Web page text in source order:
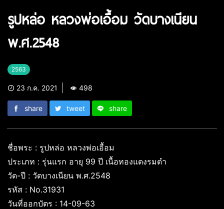
รูปหล่อ หลวงพ่อเอื้อม วัดบางเนียน
พ.ศ.2548
2563
23 ก.ค. 2021 498
share tweet share
ชื่อพระ : รูปหล่อ หลวงพ่อเอื้อม
ประเภท : รุ่นแรก อายุ 99 ปี เนื้อทองแดงรมดำ
วัด-ปี : วัดบางเนียน พ.ศ.2548
รหัส : No.31931
วันที่ออกบัตร : 14-09-63